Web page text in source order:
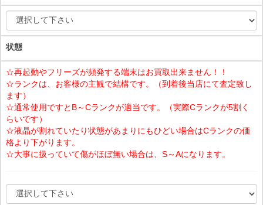
状態
☆再起動やフリーズが頻発する端末はお買取出来ません！！
☆ランクは、お客様の主観で結構です。（到着後当店にて査定致し
ます）
☆通常使用ですとB～Cランクが適当です。（実際Cランクが5割く
らいです）
☆液晶が割れていたり状態があまりにもひどい場合はCランクの価
格より下がります。
☆大事に扱っていて傷がほぼ無い場合は、S～Aになります。